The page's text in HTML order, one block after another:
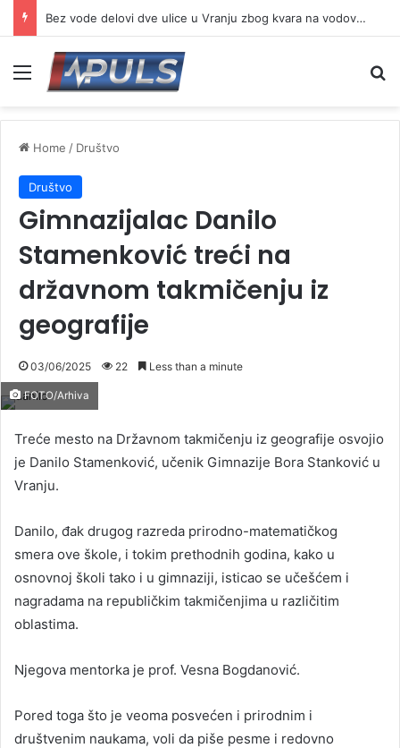
Bez vode delovi dve ulice u Vranju zbog kvara na vodovodnoj mreži
Menu
Home / Društvo
Društvo
Gimnazijalac Danilo
Stamenković treći na
državnom takmičenju iz
geografije
03/06/2025 22 Less than a minute
FOTO/Arhiva
Treće mesto na Državnom takmičenju iz geografije osvojio
je Danilo Stamenković, učenik Gimnazije Bora Stanković u
Vranju.
Danilo, đak drugog razreda prirodno-matematičkog
smera ove škole, i tokim prethodnih godina, kako u
osnovnoj školi tako i u gimnaziji, isticao se učešćem i
nagradama na republičkim takmičenjima u različitim
oblastima.
Njegova mentorka je prof. Vesna Bogdanović.
Pored toga što je veoma posvećen i prirodnim i
društvenim naukama, voli da piše pesme i redovno